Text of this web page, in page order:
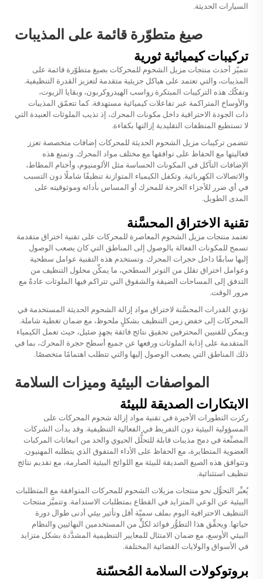
السيارات الحديثة.
صيغ متطوّرة قائمة على المذيبات
تركيبات كيميائية ثورية
تتميّز أحدث منتجات مزيل الشحوم للمحركات بصيغ متطوّرة قائمة على
المذيبات، والتي تعتمد على هياكل جزيئية متقدمة لتعزيز القدرة التنظيفية.
وتفكّك هذه التركيبات المبتكرة رواسب الهيدروكربون، وبقايا الزيوت،
والأوساخ المتراكمة عبر تفاعلات كيميائية مستهدفة. كما تتعمّق المذيبات
ذات الجودة الاحترافية داخل مكونات المحرك، إذ تذيب الملوثات العنيدة التي
لا تستطيع المنظفات التقليدية إزالتها بكفاءة.
تتضمن تركيبات مزيل الشحوم الحديثة للمحركات إضافات متخصصة تعزز
فعاليتها مع الحفاظ على توافقها مع مختلف مواد المحرك. وتمنع هذه
الإضافات التآكل في المكونات الحساسة مثل الألومنيوم، وأختام المطاط،
والاتصالات الكهربائية. وتكفل الكيمياء المتوازنة تنظيفًا شاملًا دون التسبب
في أي ضرر للأجزاء الحرجة للمحرك أو المساس بأدائه وموثوقيته على
المدى الطويل.
تقنية الاختراق المحسَّنة
تعتمد منتجات مزيل الشحوم المعاصرة للمحركات على تقنية اختراق متقدمة
تسمح للمكونات الفعالة بالوصول إلى المناطق التي كان يصعب الوصول
إليها سابقًا داخل حجرات المحرك. وتستخدم هذه التقنية عوامل سطحية
وعوامل اختراق تقلل من التوتر السطحي، ما يمكِّن محلول التنظيف من
التدفق إلى المساحات الضيقة والشقوق التي تتراكم فيها الملوثات عادةً مع
مرور الوقت.
تؤدي القدرات المحسَّنة لاختراق مواد إزالة الشحوم الحديثة المستخدمة في
المحركات إلى خفض زمن التنظيف بشكلٍ ملحوظ، مع ضمان تغطية شاملة.
ويمكن للفنيين المحترفين تحقيق نتائج فائقة بجهدٍ ضئيل، حيث تعمل الكيمياء
المتقدمة على إذابة الملوثات ورفعها عن جميع أسطح حجرة المحرك، بما في
ذلك المناطق التي يصعب الوصول إليها والتي تتطلب اهتمامًا متخصصًا.
المواصفات البيئية وميزات السلامة
الابتكارات الصديقة للبيئة
ركزت التطورات الأخيرة في تقنية مواد إزالة شحوم المحركات على
المسؤولية البيئية دون التفريط في الفعالية التنظيفية. وقد بدأت الشركات
المصنِّعة في دمج مذيبات قابلة للتحلُّل الحيوي والحد من انبعاثات المركبات
العضوية المتطايرة، مع الحفاظ على الأداء المتفوق الذي يتطلبه المهنيون.
وتتوافق هذه الصيغ الصديقة للبيئة مع اللوائح البيئية الصارمة، مع تقديم نتائج
تنظيف استثنائية.
يُعبِّر التحوُّل نحو منتجات مزيلات الشحوم للمحركات المتوافقة مع المتطلبات
البيئية عن الوعي المتزايد في القطاع بمتطلبات الاستدامة. وتتميَّز منتجات
التنظيف الاحترافية اليوم بملف سميّة أقل وتأثير بيئي أدنى طوال دورة
حياتها. ويحقِّق هذا التطوُّر فوائد لكلٍّ من المستخدمين النهائيين والنظام
البيئي الأوسع، مع ضمان الامتثال للمعايير التنظيمية المشدَّدة بشكل متزايد
في الأسواق والولايات القضائية المختلفة.
بروتوكولات السلامة المُحسّنة